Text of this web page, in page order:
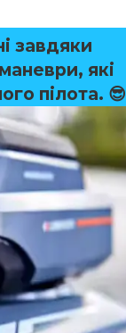
завдяки
які
пілота. 😎